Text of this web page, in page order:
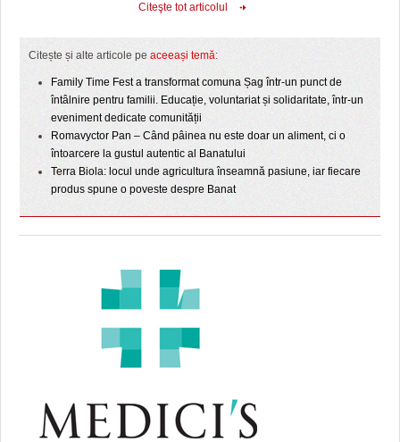
Citeşte tot articolul
Citește și alte articole pe aceeași temă:
Family Time Fest a transformat comuna Șag într-un punct de
întâlnire pentru familii. Educație, voluntariat și solidaritate, într-un
eveniment dedicate comunității
Romavyctor Pan – Când pâinea nu este doar un aliment, ci o
întoarcere la gustul autentic al Banatului
Terra Biola: locul unde agricultura înseamnă pasiune, iar fiecare
produs spune o poveste despre Banat